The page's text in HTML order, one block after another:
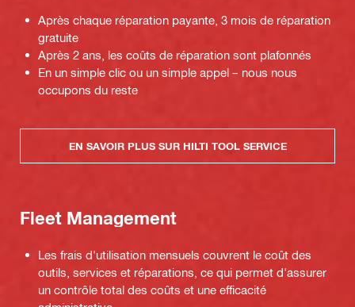
Après chaque réparation payante, 3 mois de réparation
gratuite
Après 2 ans, les coûts de réparation sont plafonnés
En un simple clic ou un simple appel – nous nous
occupons du reste
EN SAVOIR PLUS SUR HILTI TOOL SERVICE
Fleet Management
Les frais d'utilisation mensuels couvrent le coût des
outils, services et réparations, ce qui permet d'assurer
un contrôle total des coûts et une efficacité